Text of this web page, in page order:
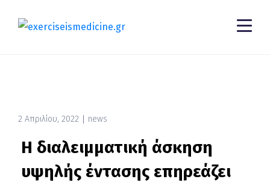
2 Απριλίου, 2022 news
Η διαλειμματική άσκηση
υψηλής έντασης επηρεάζει